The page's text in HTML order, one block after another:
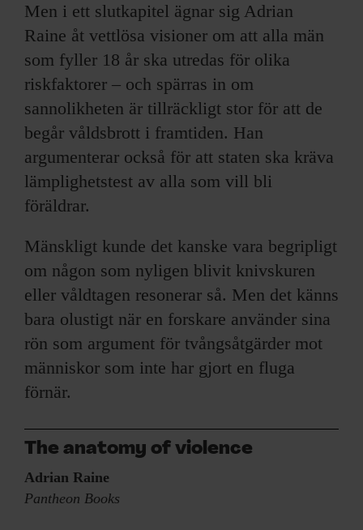
Men i ett slutkapitel ägnar sig Adrian
Raine åt vettlösa visioner om att alla män
som fyller 18 år ska utredas för olika
riskfaktorer – och spärras in om
sannolikheten är tillräckligt stor för att de
begår våldsbrott i framtiden. Han
argumenterar också för att staten ska kräva
lämplighetstest av alla som vill bli
föräldrar.
Mänskligt kunde det kanske vara begripligt
om någon som nyligen blivit knivskuren
eller våldtagen resonerar så. Men det känns
bara olustigt när en forskare använder sina
rön som argument för tvångsåtgärder mot
människor som inte har gjort en fluga
förnär.
The anatomy of violence
Adrian Raine
Pantheon Books